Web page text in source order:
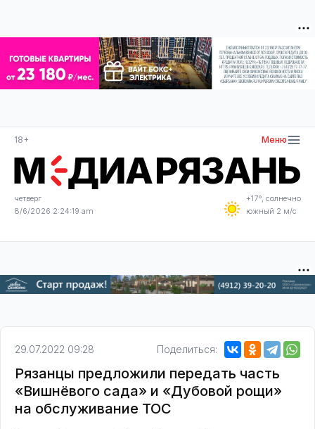
18+ Меню
четверг
8/6/2026 2:24:19 am
+17°, солнечно
южный 2 м/с
29.07.2022 09:28 Поделиться:
Рязанцы предложили передать часть
«Вишнёвого сада» и «Дубовой рощи»
на обслуживание ТОС